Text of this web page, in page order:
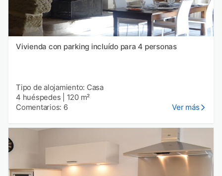
Vivienda con parking incluído para 4 personas
Tipo de alojamiento: Casa
4 huéspedes
120 m²
Comentarios: 6
Ver más